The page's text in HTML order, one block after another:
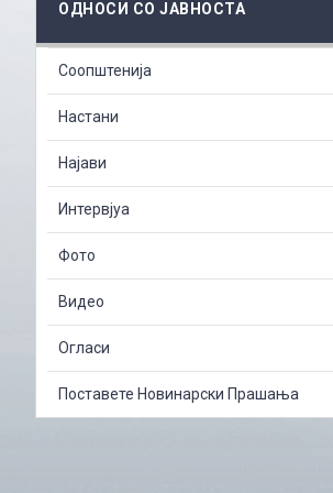
ОДНОСИ СО ЈАВНОСТА
Соопштенија
Настани
Најави
Интервјуа
Фото
Видео
Огласи
Поставете Новинарски Прашања